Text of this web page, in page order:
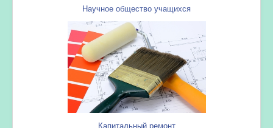
Научное общество учащихся
Капитальный ремонт